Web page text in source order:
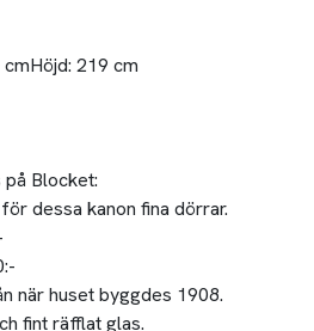
cmHöjd: 219 cm
Blocket:
dessa kanon fina dörrar.
när huset byggdes 1908.
fint räfflat glas.